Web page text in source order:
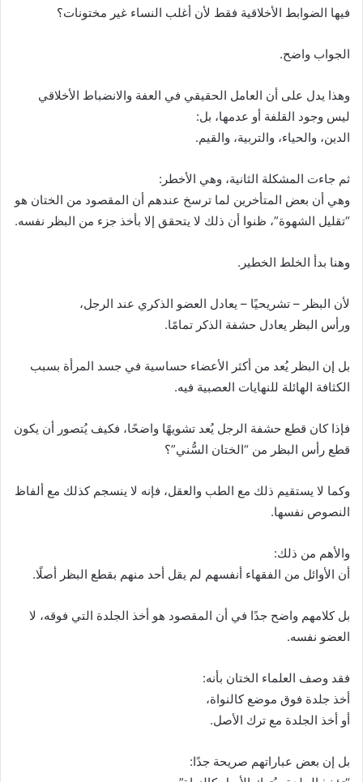
فيها الضوابط الأخلاقية فقط لأن أغلب النساء غير مختونات؟
الجواب واضح.
وهذا يدل على أن العامل الحقيقي في العفة والانضباط الأخلاقي
ليس وجود القلفة أو عدمها، بل:
الدين، والحياء، والتربية، والقيم.
ثم جاءت المشكلة الثانية، وهي الأخطر:
وهي أن بعض المتأخرين لما ترسخ عندهم أن المقصود من الختان هو
“تقليل الشهوة”، ظنوا أن ذلك لا يتحقق إلا بأخذ جزء من البظر نفسه.
وهنا بدأ الخلط الخطير.
لأن البظر – تشريحيًا – يعادل العضو الذكري عند الرجل،
ورأس البظر يعادل حشفة الذكر تمامًا.
بل إن البظر يُعد من أكثر الأعضاء حساسية في جسد المرأة بسبب
الكثافة الهائلة للنهايات العصبية فيه.
فإذا كان قطع حشفة الرجل يُعد تشويهًا واضحًا، فكيف يُتصور أن يكون
قطع رأس البظر من “الختان السُّني”؟
وكما لا يستقيم ذلك مع الطب والعقل، فإنه لا ينسجم كذلك مع ألفاظ
النصوص نفسها.
والأهم من ذلك:
أن الأوائل من الفقهاء أنفسهم لم يقل أحد منهم بقطع البظر أصلًا.
بل كلامهم واضح جدًا في أن المقصود هو أخذ الجلدة التي فوقه، لا
العضو نفسه.
فقد وصف العلماء الختان بأنه:
أخذ جلدة فوق موضع كالنواة،
أو أخذ الجلدة مع ترك الأصل.
بل إن بعض عباراتهم صريحة جدًا: